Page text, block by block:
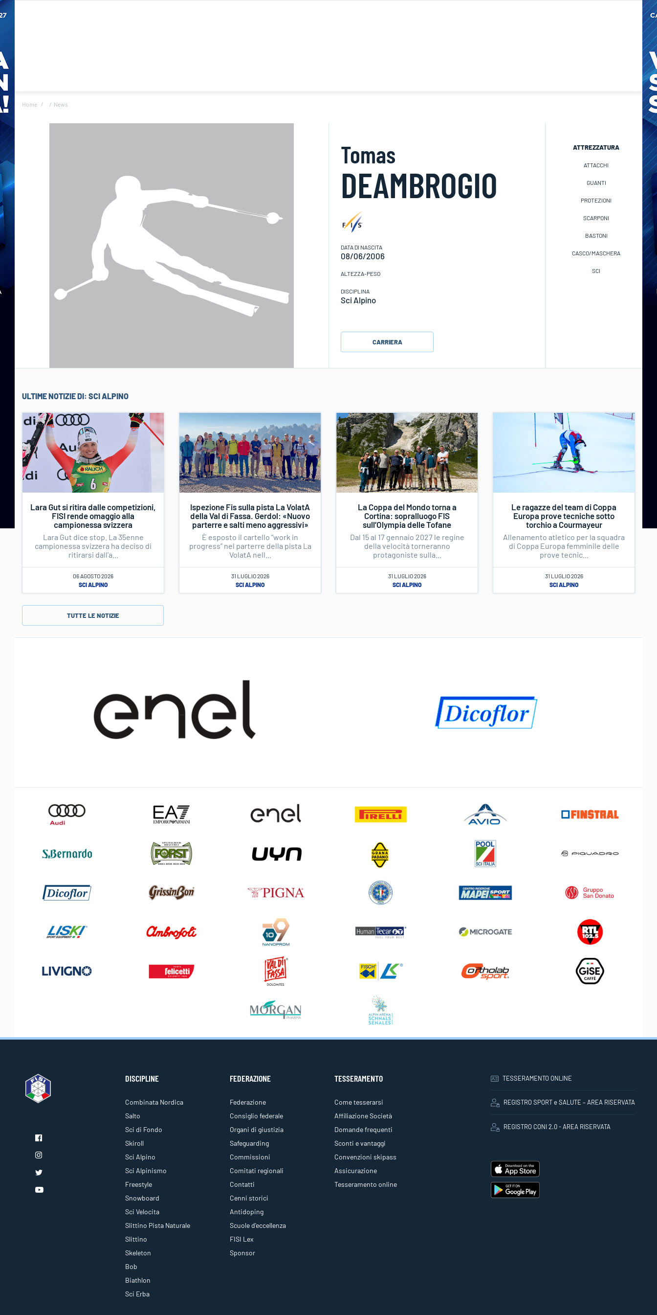
Home News
Tomas
DEAMBROGIO
DATA DI NASCITA
08/06/2006
ALTEZZA-PESO
DISCIPLINA
Sci Alpino
CARRIERA
ATTREZZATURA
ATTACCHI
GUANTI
PROTEZIONI
SCARPONI
BASTONI
CASCO/MASCHERA
SCI
ULTIME NOTIZIE DI: SCI ALPINO
Lara Gut si ritira dalle competizioni,
FISI rende omaggio alla
campionessa svizzera
Lara Gut dice stop. La 35enne
campionessa svizzera ha deciso di
ritirarsi dall'a...
06 AGOSTO 2026
SCI ALPINO
Ispezione Fis sulla pista La VolatA
della Val di Fassa. Gerdol: «Nuovo
parterre e salti meno aggressivi»
È esposto il cartello “work in
progress” nel parterre della pista La
VolatA nell...
31 LUGLIO 2026
SCI ALPINO
La Coppa del Mondo torna a
Cortina: sopralluogo FIS
sull’Olympia delle Tofane
Dal 15 al 17 gennaio 2027 le regine
della velocità torneranno
protagoniste sulla...
31 LUGLIO 2026
SCI ALPINO
Le ragazze del team di Coppa
Europa prove tecniche sotto
torchio a Courmayeur
Allenamento atletico per la squadra
di Coppa Europa femminile delle
prove tecnic...
31 LUGLIO 2026
SCI ALPINO
TUTTE LE NOTIZIE
DISCIPLINE
Combinata Nordica
Salto
Sci di Fondo
Skiroll
Sci Alpino
Sci Alpinismo
Freestyle
Snowboard
Sci Velocita
Slittino Pista Naturale
Slittino
Skeleton
Bob
Biathlon
Sci Erba
FEDERAZIONE
Federazione
Consiglio federale
Organi di giustizia
Safeguarding
Commissioni
Comitati regionali
Contatti
Cenni storici
Antidoping
Scuole d'eccellenza
FISI Lex
Sponsor
TESSERAMENTO
Come tesserarsi
Affiliazione Società
Domande frequenti
Sconti e vantaggi
Convenzioni skipass
Assicurazione
Tesseramento online
TESSERAMENTO ONLINE
REGISTRO SPORT e SALUTE – AREA RISERVATA
REGISTRO CONI 2.0 - AREA RISERVATA